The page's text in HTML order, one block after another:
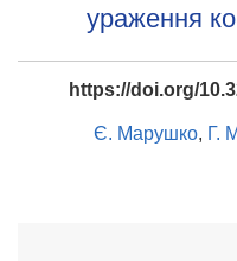
ураження
https://doi.org/
Є. Марушко, Г.